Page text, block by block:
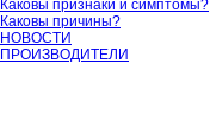
Каковы признаки и симптомы?
Каковы причины?
НОВОСТИ
ПРОИЗВОДИТЕЛИ